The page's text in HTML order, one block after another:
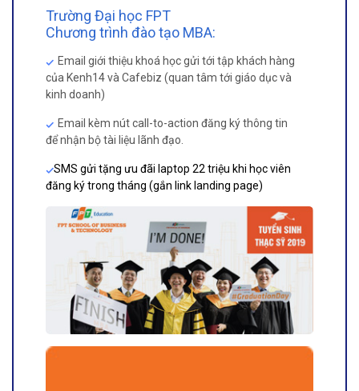
Trường Đại học FPT
Chương trình đào tạo MBA:
Email giới thiệu khoá học gửi tới tập khách hàng
của Kenh14 và Cafebiz (quan tâm tới giáo dục và
kinh doanh)
Email kèm nút call-to-action đăng ký thông tin
để nhận bộ tài liệu lãnh đạo.
SMS gửi tặng ưu đãi laptop 22 triệu khi học viên
đăng ký trong tháng (gắn link landing page)